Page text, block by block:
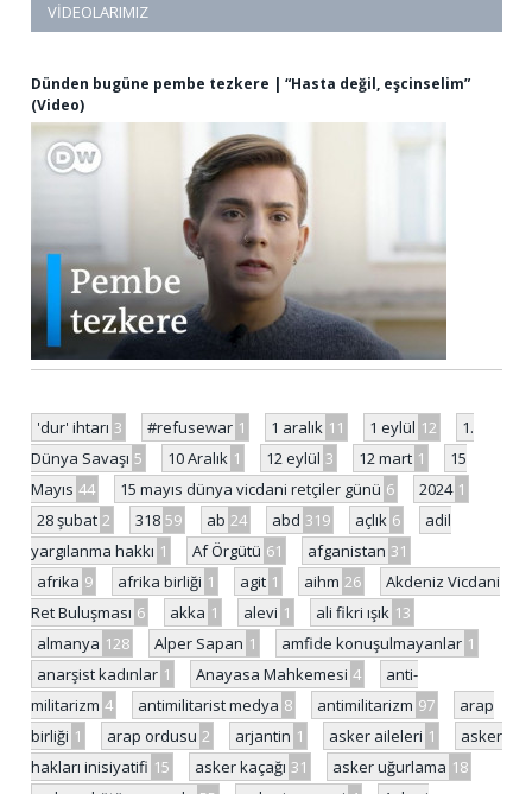
VIDEOLARIMIZ
Dünden bugüne pembe tezkere | “Hasta değil, eşcinselim”
(Video)
'dur' ihtarı 3 #refusewar 1 1 aralık 11 1 eylül 12
1.
Dünya Savaşı 5 10 Aralık 1 12 eylül 3 12 mart 1
15
Mayıs 44 15 mayıs dünya vicdani retçiler günü 6 2024 1
28 şubat 2 318 59 ab 24 abd 319 açlık 6
adil
yargılanma hakkı 1 Af Örgütü 61 afganistan 31
afrika 9 afrika birliği 1 agit 1 aihm 26
Akdeniz Vicdani
Ret Buluşması 6 akka 1 alevi 1 ali fikri ışık 13
almanya 128 Alper Sapan 1 amfide konuşulmayanlar 1
anarşist kadınlar 1 Anayasa Mahkemesi 4
anti-
militarizm 4 antimilitarist medya 8 antimilitarizm 97
arap
birliği 1 arap ordusu 2 arjantin 1 asker aileleri 1
asker
hakları inisiyatifi 15 asker kaçağı 31 asker uğurlama 18